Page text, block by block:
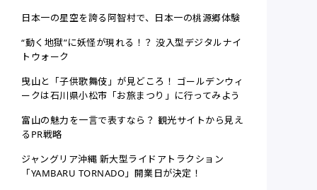
日本一の星空を誇る阿智村で、日本一の桃源郷体験
“動く地獄”に妖怪が現れる！？ 没入型デジタルナイ
トウォーク
曳山と「子供歌舞伎」が見どころ！ ゴールデンウィ
ークは石川県小松市「お旅まつり」に行ってみよう
富山の魅力を一言で表すなら？ 観光サイトから見え
るPR戦略
ジャングリア沖縄 新大型ライドアトラクション
「YAMBARU TORNADO」開業日が決定！